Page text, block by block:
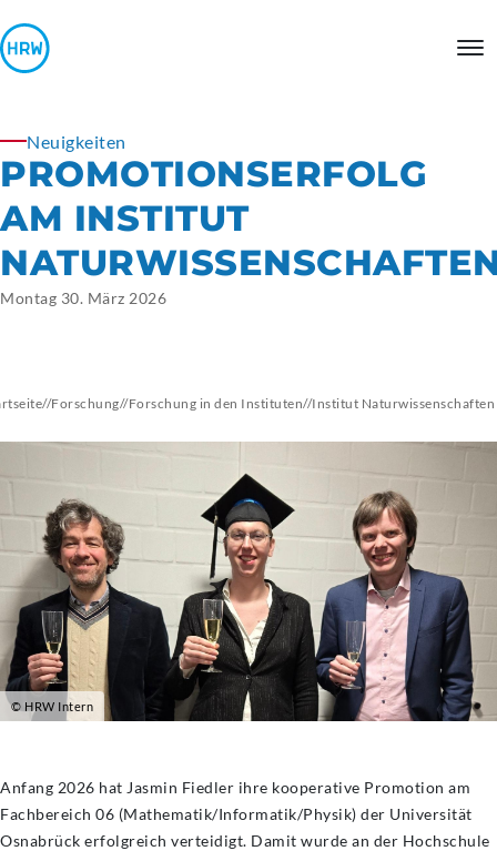
Neuigkeiten
PROMOTIONSERFOLG
AM INSTITUT
Montag 30. März 2026
//Forschung//Forschung in den Instituten//Institut Naturwissenschaften
© HRW Intern
Anfang 2026 hat Jasmin Fiedler ihre kooperative Promotion am
Fachbereich 06 (Mathematik/Informatik/Physik) der Universität
Osnabrück erfolgreich verteidigt. Damit wurde an der Hochschule